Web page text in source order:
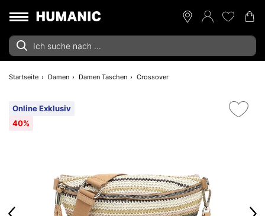
Startseite Damen Damen Taschen Crossover
Online Exklusiv
40%